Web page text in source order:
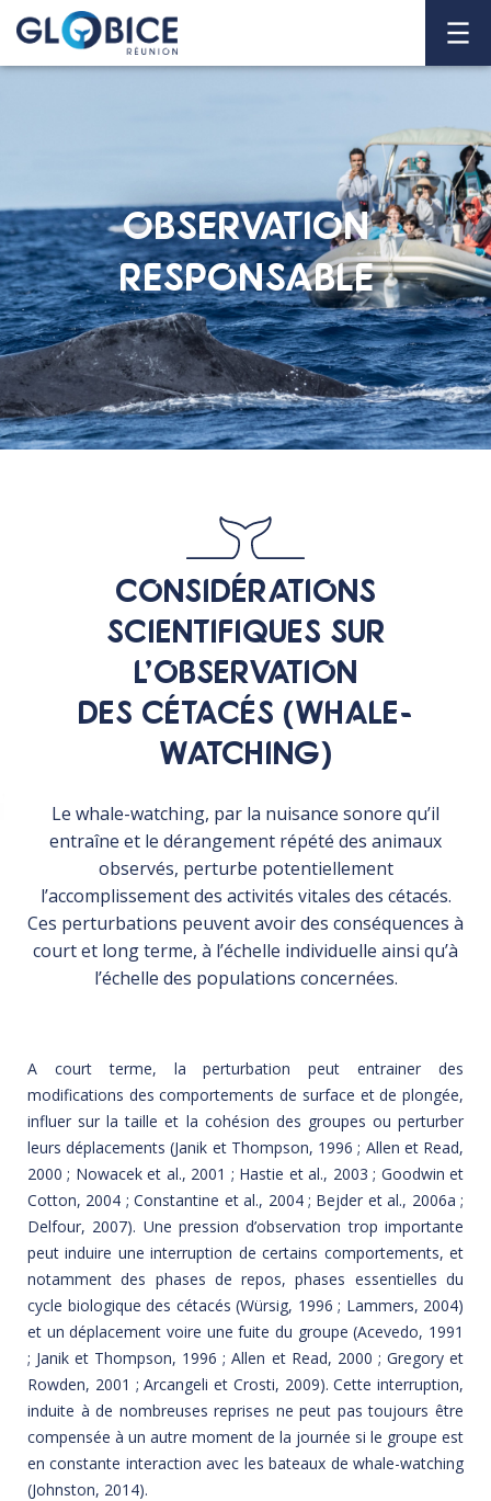
OBSERVATION
RESPONSABLE
CONSIDÉRATIONS
SCIENTIFIQUES SUR
L’OBSERVATION
DES CÉTACÉS (WHALE-
WATCHING)
Le whale-watching, par la nuisance sonore qu’il
entraîne et le dérangement répété des animaux
observés, perturbe potentiellement
l’accomplissement des activités vitales des cétacés.
Ces perturbations peuvent avoir des conséquences à
court et long terme, à l’échelle individuelle ainsi qu’à
l’échelle des populations concernées.
A court terme, la perturbation peut entrainer des
modifications des comportements de surface et de plongée,
influer sur la taille et la cohésion des groupes ou perturber
leurs déplacements (Janik et Thompson, 1996 ; Allen et Read,
2000 ; Nowacek et al., 2001 ; Hastie et al., 2003 ; Goodwin et
Cotton, 2004 ; Constantine et al., 2004 ; Bejder et al., 2006a ;
Delfour, 2007). Une pression d’observation trop importante
peut induire une interruption de certains comportements, et
notamment des phases de repos, phases essentielles du
cycle biologique des cétacés (Würsig, 1996 ; Lammers, 2004)
et un déplacement voire une fuite du groupe (Acevedo, 1991
; Janik et Thompson, 1996 ; Allen et Read, 2000 ; Gregory et
Rowden, 2001 ; Arcangeli et Crosti, 2009). Cette interruption,
induite à de nombreuses reprises ne peut pas toujours être
compensée à un autre moment de la journée si le groupe est
en constante interaction avec les bateaux de whale-watching
(Johnston, 2014).